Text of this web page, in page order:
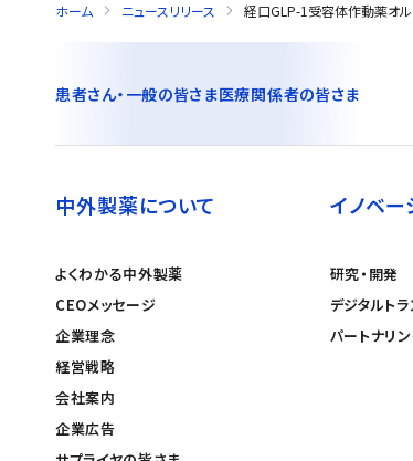
ホーム ニュースリリース 経口GLP-1受容体作動薬オル
患者さん・一般の皆さま医療関係者の皆さま
中外製薬について
よくわかる中外製薬
CEOメッセージ
企業理念
経営戦略
会社案内
企業広告
イノベー
研究・開発
デジタルト
パートナリ